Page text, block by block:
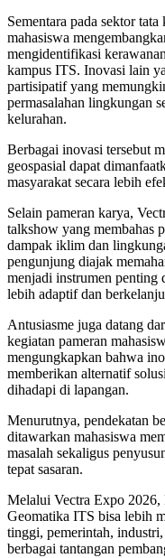
Sementara pada sektor
mahasiswa
mengidentifikasi
kampus ITS. Inovasi lain
partisipatif yang
permasalahan lingkungan
kelurahan.
Berbagai inovasi tersebut
geospasial dapat
masyarakat secara lebih
Selain pameran karya,
talkshow yang membahas
dampak iklim dan
pengunjung diajak
menjadi instrumen penting
lebih adaptif dan
Antusiasme juga datang
kegiatan pameran
mengungkapkan bahwa
memberikan alternatif
dihadapi di lapangan.
Menurutnya, pendekatan
ditawarkan mahasiswa
masalah sekaligus
tepat sasaran.
Melalui Vectra Expo 2026,
Geomatika ITS bisa lebih
tinggi, pemerintah,
berbagai tantangan